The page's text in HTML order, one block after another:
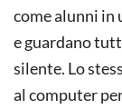
come alunni in
e guardano
silente. Lo
al computer